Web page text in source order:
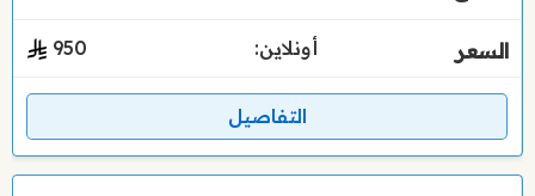
أونلاين: 950
التفاصيل